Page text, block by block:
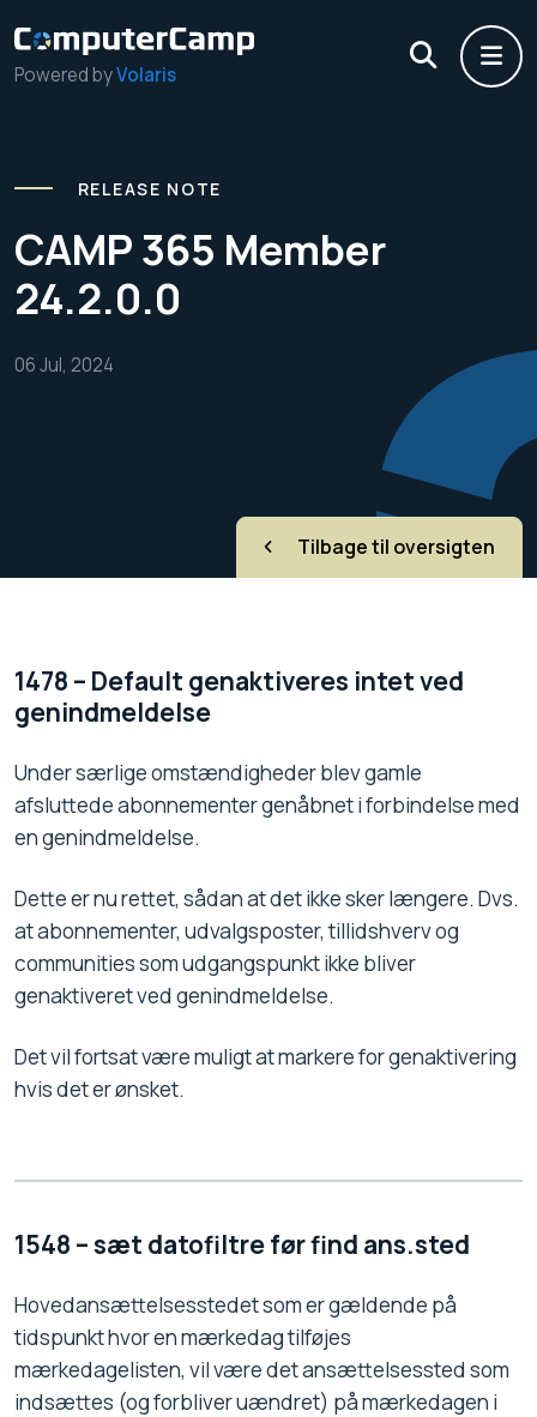
Powered byVolaris
RELEASE NOTE
CAMP 365 Member
24.2.0.0
06 Jul, 2024
Tilbage til oversigten
1478 – Default genaktiveres intet ved
genindmeldelse
Under særlige omstændigheder blev gamle
afsluttede abonnementer genåbnet i forbindelse med
en genindmeldelse.
Dette er nu rettet, sådan at det ikke sker længere. Dvs.
at abonnementer, udvalgsposter, tillidshverv og
communities som udgangspunkt ikke bliver
genaktiveret ved genindmeldelse.
Det vil fortsat være muligt at markere for genaktivering
hvis det er ønsket.
1548 – sæt datofiltre før find ans.sted
Hovedansættelsesstedet som er gældende på
tidspunkt hvor en mærkedag tilføjes
mærkedagelisten, vil være det ansættelsessted som
indsættes (og forbliver uændret) på mærkedagen i